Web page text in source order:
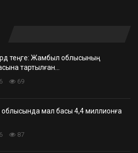
теңге: Жамбыл облысының
тартылған…
69
мал басы 4,4 миллионға
87